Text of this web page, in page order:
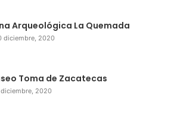
Arqueológica La Quemada
diciembre, 2020
Toma de Zacatecas
2020